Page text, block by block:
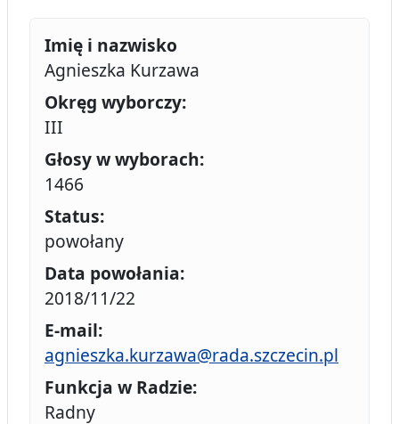
Imię i nazwisko
Agnieszka Kurzawa
Okręg wyborczy:
III
Głosy w wyborach:
1466
Status:
powołany
Data powołania:
2018/11/22
E-mail:
agnieszka.kurzawa@rada.szczecin.pl
Funkcja w Radzie:
Radny